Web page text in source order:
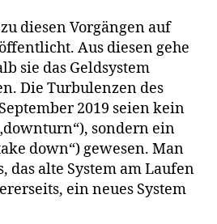
diesen Vorgängen auf
Aus diesen gehe
sie das Geldsystem
Die Turbulenzen des
2019 seien kein
sondern ein
down“) gewesen. Man
das alte System am Laufen
ein neues System